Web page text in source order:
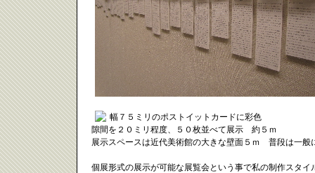
幅７５ミリのポストイットカードに彩色
隙間を２０ミリ程度、５０枚並べて展示 約５ｍ
展示スペースは近代美術館の大きな壁面５ｍ 普段は一般
個展形式の展示が可能な展覧会という事で私の制作スタ